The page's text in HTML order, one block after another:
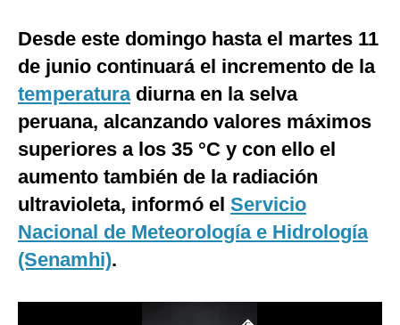
Estilos
Mundo
México
España
Tecnología
Desde este domingo hasta el martes 11
de junio continuará el incremento de la
temperaturadiurna en la selva
peruana, alcanzando valores máximos
superiores a los 35 °C y con ello el
aumento también de la radiación
ultravioleta, informó el Servicio
Nacional de Meteorología e Hidrología
(Senamhi).